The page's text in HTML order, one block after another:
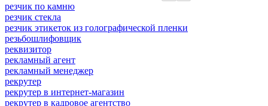
резчик по камню
резчик стекла
резчик этикеток из голографической пленки
резьбошлифовщик
реквизитор
рекламный агент
рекламный менеджер
рекрутер
рекрутер в интернет-магазин
рекрутер в кадровое агентство